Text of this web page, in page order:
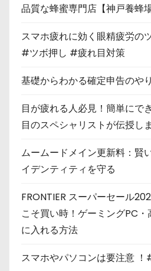
品質な蜂蜜専門店【神戸養蜂
スマホ疲れに効く眼精疲労の
#ツボ押し #疲れ目対策
基礎からわかる確定申告のや
目が疲れる人必見！簡単にで
目のスペシャリストが伝授し
ムームードメイン更新料：賢
イデンティティを守る
FRONTIER スーパーセール
こそ買い時！ゲーミングPC
に入れる方法
スマホやパソコンは要注意